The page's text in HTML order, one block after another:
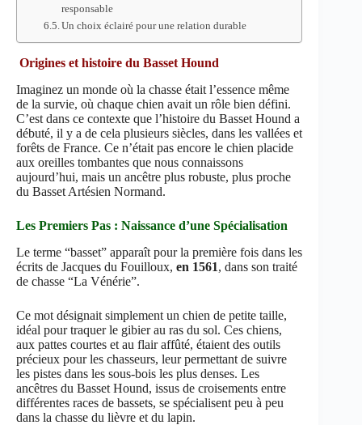
responsable
Un choix éclairé pour une relation durable
Origines et histoire du Basset Hound
Imaginez un monde où la chasse était l’essence même
de la survie, où chaque chien avait un rôle bien défini.
C’est dans ce contexte que l’histoire du Basset Hound a
débuté, il y a de cela plusieurs siècles, dans les vallées et
forêts de France. Ce n’était pas encore le chien placide
aux oreilles tombantes que nous connaissons
aujourd’hui, mais un ancêtre plus robuste, plus proche
du Basset Artésien Normand.
Les Premiers Pas : Naissance d’une Spécialisation
Le terme “basset” apparaît pour la première fois dans les
écrits de Jacques du Fouilloux, en 1561, dans son traité
de chasse “La Vénérie”.
Ce mot désignait simplement un chien de petite taille,
idéal pour traquer le gibier au ras du sol. Ces chiens,
aux pattes courtes et au flair affûté, étaient des outils
précieux pour les chasseurs, leur permettant de suivre
les pistes dans les sous-bois les plus denses. Les
ancêtres du Basset Hound, issus de croisements entre
différentes races de bassets, se spécialisent peu à peu
dans la chasse du lièvre et du lapin.